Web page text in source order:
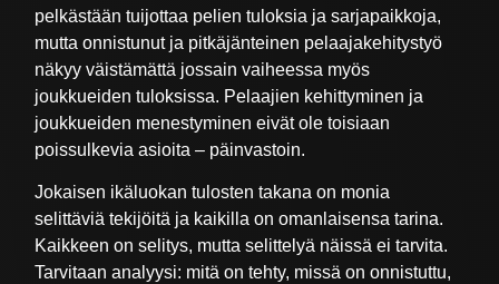
pelkästään tuijottaa pelien tuloksia ja sarjapaikkoja,
mutta onnistunut ja pitkäjänteinen pelaajakehitystyö
näkyy väistämättä jossain vaiheessa myös
joukkueiden tuloksissa. Pelaajien kehittyminen ja
joukkueiden menestyminen eivät ole toisiaan
poissulkevia asioita – päinvastoin.
Jokaisen ikäluokan tulosten takana on monia
selittäviä tekijöitä ja kaikilla on omanlaisensa tarina.
Kaikkeen on selitys, mutta selittelyä näissä ei tarvita.
Tarvitaan analyysi: mitä on tehty, missä on onnistuttu,